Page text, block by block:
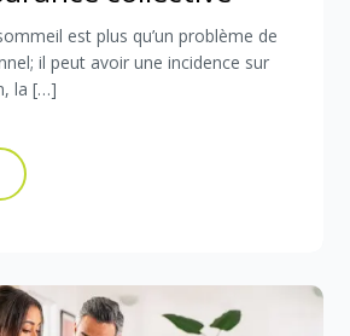
est plus qu’un problème de
il peut avoir une incidence sur
la […]